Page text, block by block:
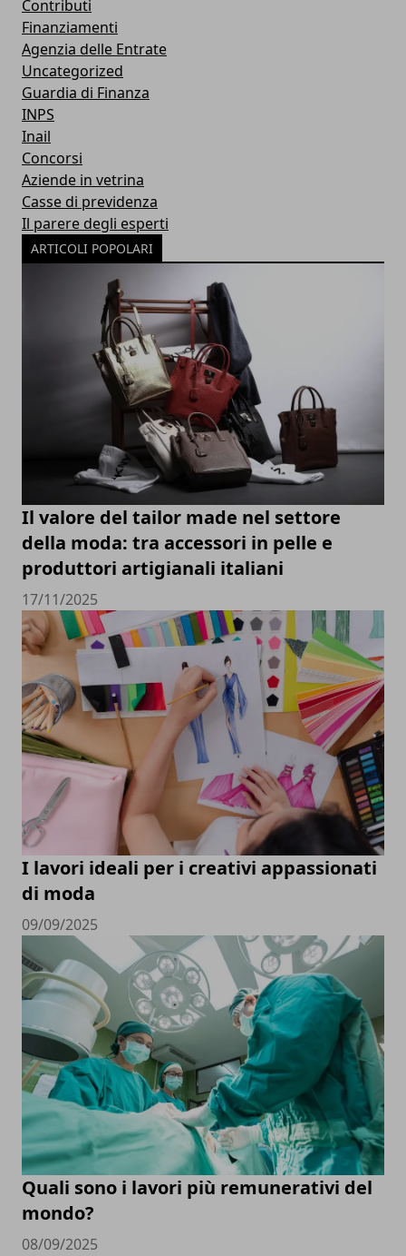
Contributi
Finanziamenti
Agenzia delle Entrate
Uncategorized
Guardia di Finanza
INPS
Inail
Concorsi
Aziende in vetrina
Casse di previdenza
Il parere degli esperti
ARTICOLI POPOLARI
Il valore del tailor made nel settore
della moda: tra accessori in pelle e
produttori artigianali italiani
17/11/2025
I lavori ideali per i creativi appassionati
di moda
09/09/2025
Quali sono i lavori più remunerativi del
mondo?
08/09/2025